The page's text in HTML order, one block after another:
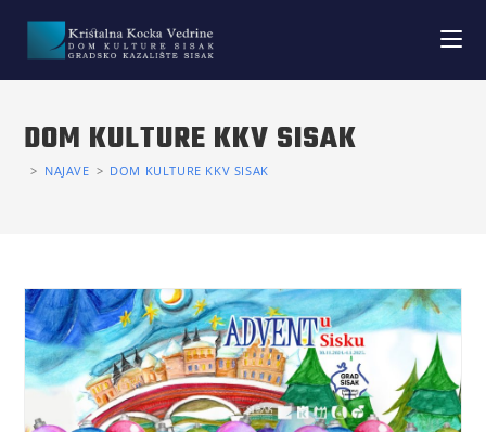
DOM KULTURE KKV SISAK
> NAJAVE > DOM KULTURE KKV SISAK